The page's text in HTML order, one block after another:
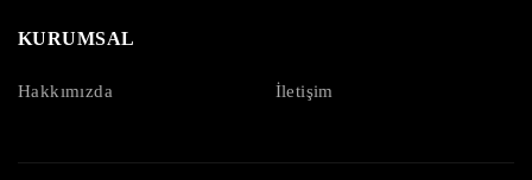
KURUMSAL
Hakkımızda İletişim